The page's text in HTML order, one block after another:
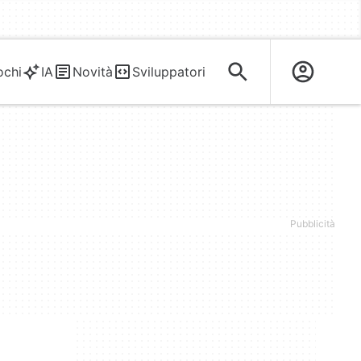
IA Novità Sviluppatori